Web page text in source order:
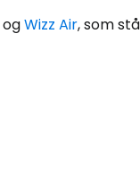
ogWizz Air, som